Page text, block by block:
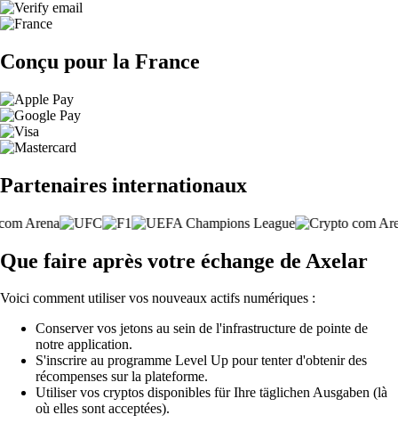
Conçu pour la France
Partenaires internationaux
Que faire après votre échange de Axelar
Voici comment utiliser vos nouveaux actifs numériques :
Conserver vos jetons au sein de l'infrastructure de pointe de
notre application.
S'inscrire au programme Level Up pour tenter d'obtenir des
récompenses sur la plateforme.
Utiliser vos cryptos disponibles für Ihre täglichen Ausgaben (là
où elles sont acceptées).